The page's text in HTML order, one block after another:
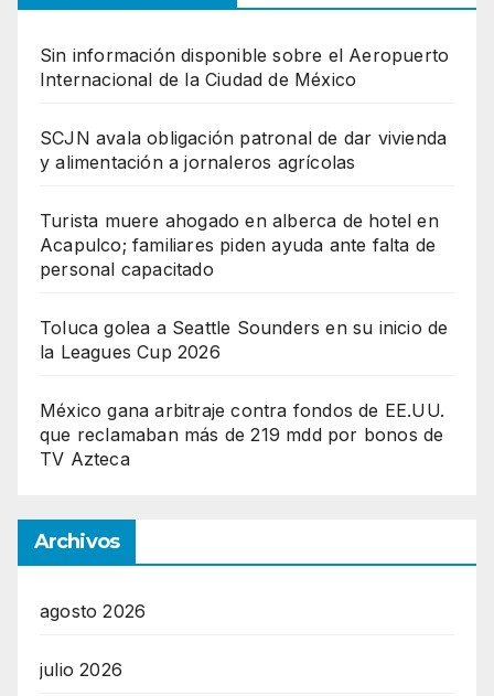
Sin información disponible sobre el Aeropuerto
Internacional de la Ciudad de México
SCJN avala obligación patronal de dar vivienda
y alimentación a jornaleros agrícolas
Turista muere ahogado en alberca de hotel en
Acapulco; familiares piden ayuda ante falta de
personal capacitado
Toluca golea a Seattle Sounders en su inicio de
la Leagues Cup 2026
México gana arbitraje contra fondos de EE.UU.
que reclamaban más de 219 mdd por bonos de
TV Azteca
Archivos
agosto 2026
julio 2026